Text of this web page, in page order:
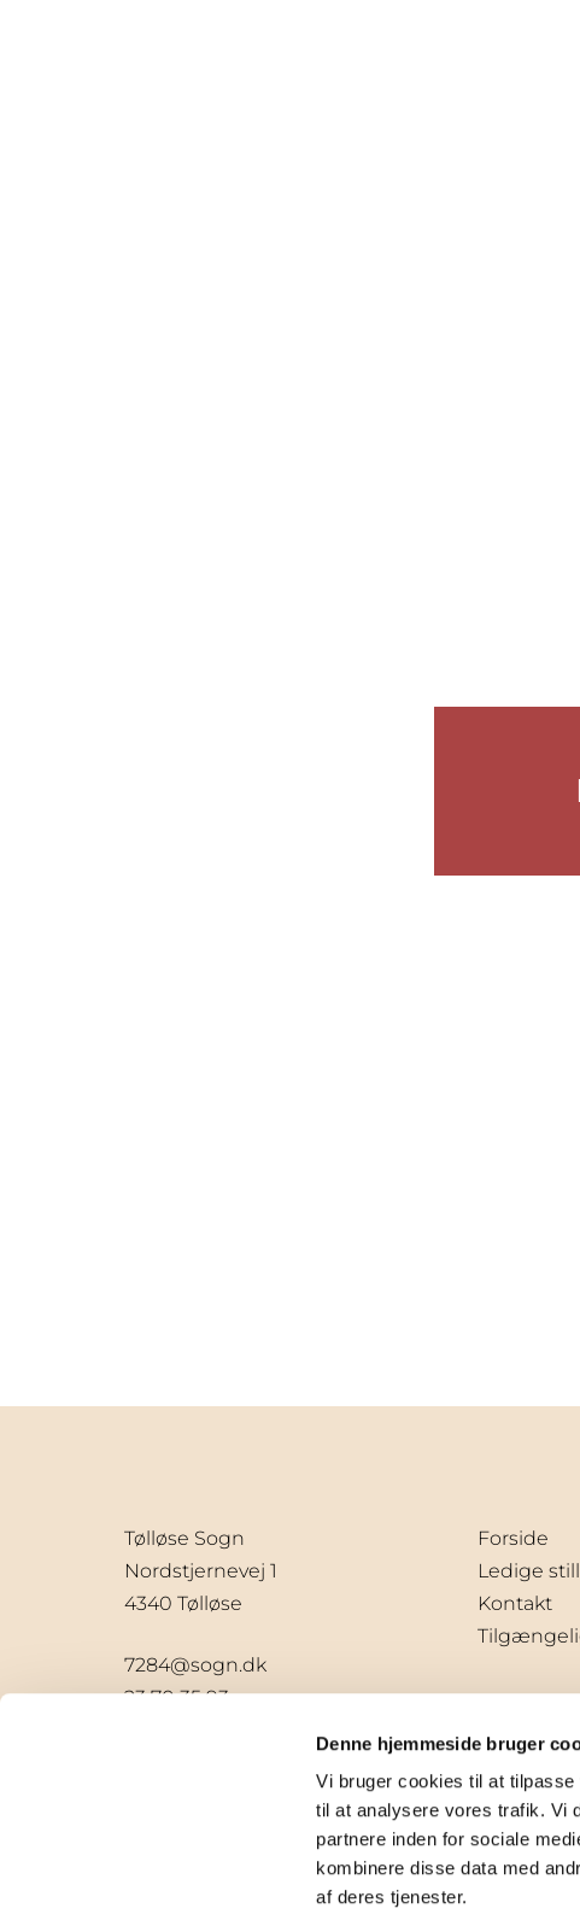
Denne hjemmeside bruger
Vi bruger cookies til at
til at analysere vores trafik. Vi
partnere inden for sociale
kombinere disse data med
af deres tjenester.
Tølløse Sogn
Nordstjernevej 1
4340 Tølløse
7284@sogn.dk
23 70 35 93
Forside
Ledige
Kontakt